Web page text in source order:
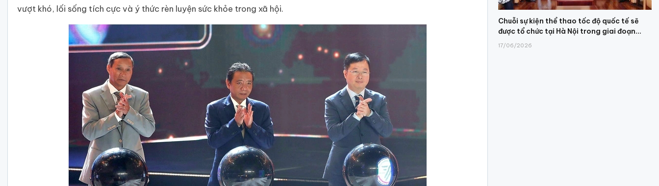
vượt khó, lối sống tích cực và ý thức rèn luyện sức khỏe trong xã hội.
Chuỗi sự kiện thể thao tốc độ quốc tế sẽ
được tổ chức tại Hà Nội trong giai đoạn...
17/06/2026